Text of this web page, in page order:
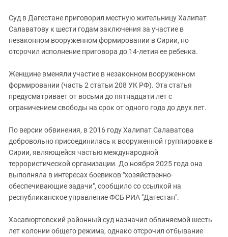
Северная Осетия - Алания
СКФО
Ставропольский край
Чечня
Южная Осетия
Южный Кавказ
Суд в Дагестане приговорил местную жительницу Халипат
Салаватову к шести годам заключения за участие в
незаконном вооруженном формировании в Сирии, но
отсрочил исполнение приговора до 14-летия ее ребенка.
Женщине вменяли участие в незаконном вооруженном
формировании (часть 2 статьи 208 УК РФ). Эта статья
предусматривает от восьми до пятнадцати лет с
ограничением свободы на срок от одного года до двух лет.
По версии обвинения, в 2016 году Халипат Салаватова
добровольно присоединилась к вооруженной группировке в
Сирии, являющейся частью международной
террористической организации. До ноября 2025 года она
выполняла в интересах боевиков "хозяйственно-
обеспечивающие задачи", сообщило со ссылкой на
республиканское управление ФСБ РИА "Дагестан".
Хасавюртовский районный суд назначил обвиняемой шесть
лет колонии общего режима, однако отсрочил отбывание